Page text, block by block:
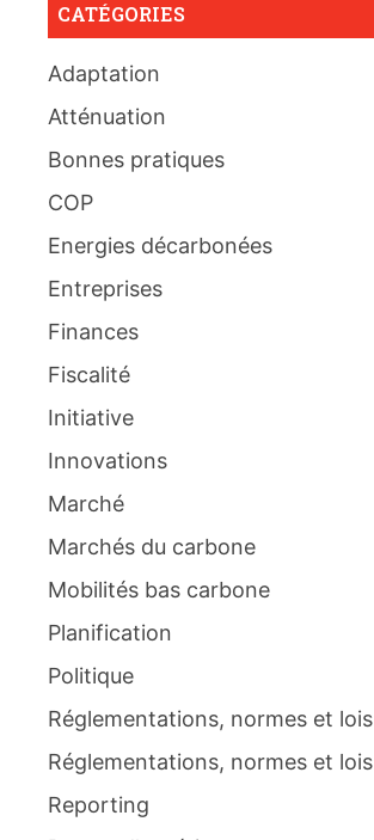
CATÉGORIES
Adaptation
Atténuation
Bonnes pratiques
COP
Energies décarbonées
Entreprises
Finances
Fiscalité
Initiative
Innovations
Marché
Marchés du carbone
Mobilités bas carbone
Planification
Politique
Réglementations, normes et lois
Réglementations, normes et lois
Reporting